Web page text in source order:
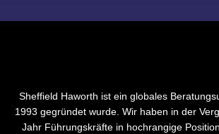
Sheffield Haworth ist ein globales
1993 gegründet wurde. Wir haben in der
Jahr Führungskräfte in hochrangige